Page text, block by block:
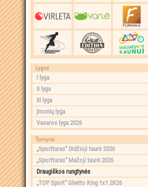
Lygos
I lyga
II lyga
III lyga
Įmonių lyga
Vasaros lyga 2026
Turnyrai
„Sportturas“ Didžioji taurė 2026
„Sportturas“ Mažoji taurė 2026
Draugiškos rungtynės
„TOP Sport“ Ghetto King 1x1 2K26